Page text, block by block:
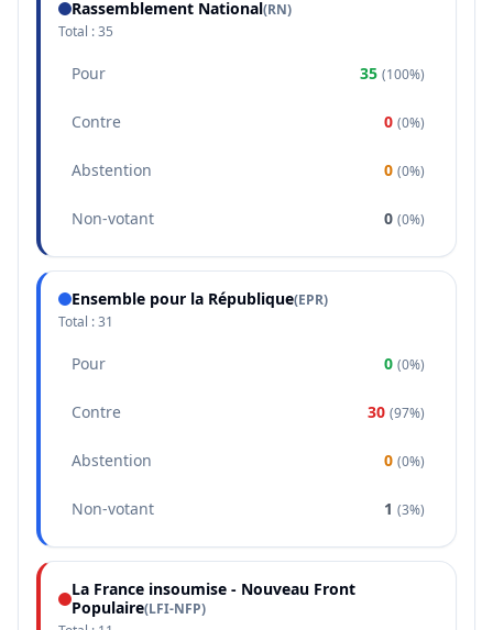
Rassemblement National(RN)
Total :35
Pour 35 (100%)
Contre 0 (0%)
Abstention 0 (0%)
Non-votant 0 (0%)
Ensemble pour la République(EPR)
Total :31
Pour 0 (0%)
Contre 30 (97%)
Abstention 0 (0%)
Non-votant 1 (3%)
La France insoumise - Nouveau Front
Populaire(LFI-NFP)